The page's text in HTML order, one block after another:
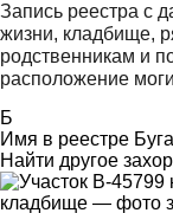
Запись реестра с
жизни, кладбище,
родственникам и
расположение
Б
Имя в реестре
Найти другое